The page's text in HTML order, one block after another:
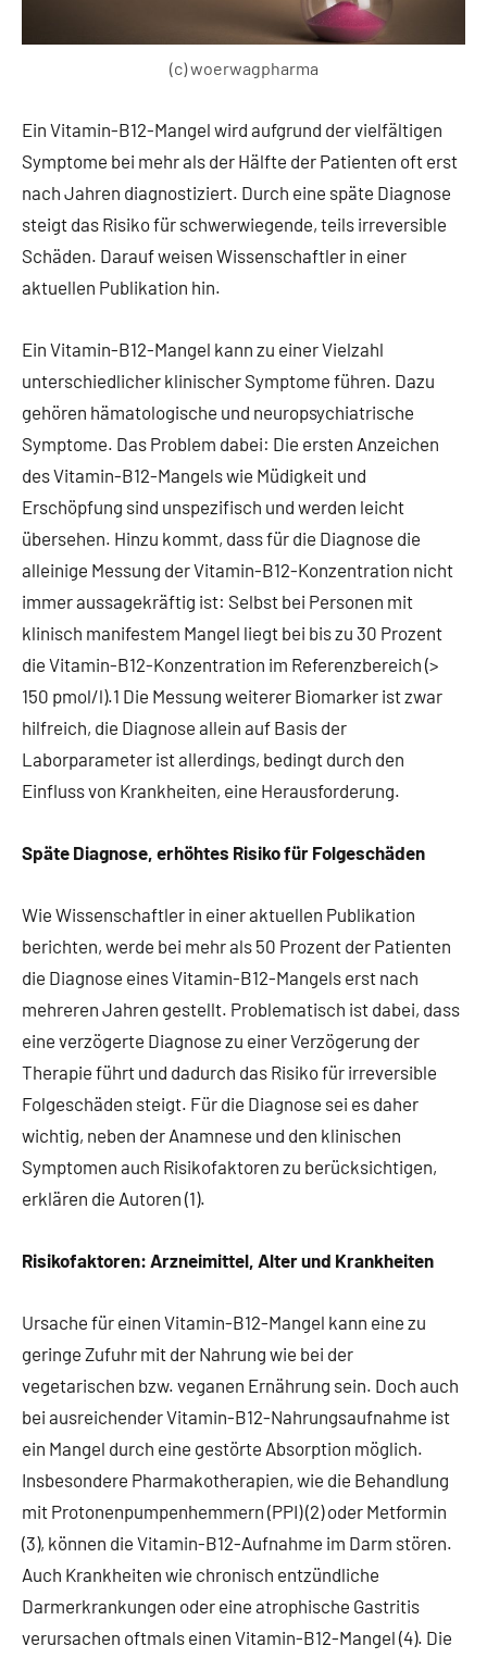
(c) woerwagpharma
Ein Vitamin-B12-Mangel wird aufgrund der vielfältigen
Symptome bei mehr als der Hälfte der Patienten oft erst
nach Jahren diagnostiziert. Durch eine späte Diagnose
steigt das Risiko für schwerwiegende, teils irreversible
Schäden. Darauf weisen Wissenschaftler in einer
aktuellen Publikation hin.
Ein Vitamin-B12-Mangel kann zu einer Vielzahl
unterschiedlicher klinischer Symptome führen. Dazu
gehören hämatologische und neuropsychiatrische
Symptome. Das Problem dabei: Die ersten Anzeichen
des Vitamin-B12-Mangels wie Müdigkeit und
Erschöpfung sind unspezifisch und werden leicht
übersehen. Hinzu kommt, dass für die Diagnose die
alleinige Messung der Vitamin-B12-Konzentration nicht
immer aussagekräftig ist: Selbst bei Personen mit
klinisch manifestem Mangel liegt bei bis zu 30 Prozent
die Vitamin-B12-Konzentration im Referenzbereich (>
150 pmol/l).1 Die Messung weiterer Biomarker ist zwar
hilfreich, die Diagnose allein auf Basis der
Laborparameter ist allerdings, bedingt durch den
Einfluss von Krankheiten, eine Herausforderung.
Späte Diagnose, erhöhtes Risiko für Folgeschäden
Wie Wissenschaftler in einer aktuellen Publikation
berichten, werde bei mehr als 50 Prozent der Patienten
die Diagnose eines Vitamin-B12-Mangels erst nach
mehreren Jahren gestellt. Problematisch ist dabei, dass
eine verzögerte Diagnose zu einer Verzögerung der
Therapie führt und dadurch das Risiko für irreversible
Folgeschäden steigt. Für die Diagnose sei es daher
wichtig, neben der Anamnese und den klinischen
Symptomen auch Risikofaktoren zu berücksichtigen,
erklären die Autoren (1).
Risikofaktoren: Arzneimittel, Alter und Krankheiten
Ursache für einen Vitamin-B12-Mangel kann eine zu
geringe Zufuhr mit der Nahrung wie bei der
vegetarischen bzw. veganen Ernährung sein. Doch auch
bei ausreichender Vitamin-B12-Nahrungsaufnahme ist
ein Mangel durch eine gestörte Absorption möglich.
Insbesondere Pharmakotherapien, wie die Behandlung
mit Protonenpumpenhemmern (PPI) (2) oder Metformin
(3), können die Vitamin-B12-Aufnahme im Darm stören.
Auch Krankheiten wie chronisch entzündliche
Darmerkrankungen oder eine atrophische Gastritis
verursachen oftmals einen Vitamin-B12-Mangel (4). Die